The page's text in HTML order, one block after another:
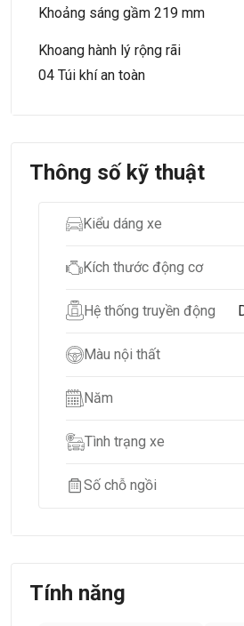
Khoảng sáng gầm 219 mm
Khoang hành lý rộng rãi​
04 Túi khí an toàn
Thông số kỹ thuật
Kiểu dáng xe
Kích thước động cơ
Hệ thống truyền động
Màu nội thất
Năm
Tình trạng xe
Số chỗ ngồi
Tính năng